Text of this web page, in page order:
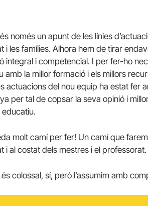
només un apunt de les línies
i les famílies. Alhora hem de tirar
integral i competencial. I per fer-ho
amb la millor formació i els millors
actuacions del nou equip ha estat fer
per tal de copsar la seva opinió i
molt camí per fer! Un camí que
i al costat dels mestres i el professorat.
colossal, sí, però l’assumim amb